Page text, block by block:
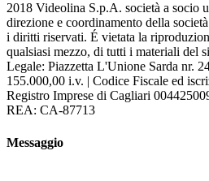
2018 Videolina S.p.A. società a socio
direzione e coordinamento della
i diritti riservati. É vietata la
qualsiasi mezzo, di tutti i materiali del
Legale: Piazzetta L'Unione Sarda nr.
155.000,00 i.v. | Codice Fiscale ed
Registro Imprese di Cagliari
REA: CA-87713
Messaggio